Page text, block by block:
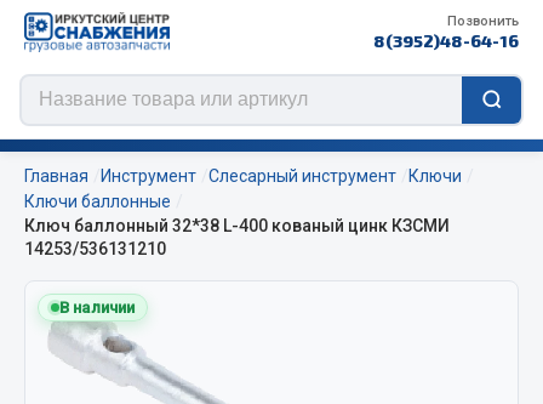
Позвонить
8(3952)48-64-16
Цепи противоскольжения
ЦЕПИ РОССИЯ
ЦЕПИ BOHU (Китай)
Изготовление цепей на колеса BOHU
Главная Инструмент Слесарный инструмент
Ключи
Ключи баллонные
Ключ баллонный 32*38 L-400 кованый цинк КЗСМИ
14253/536131210
В наличии